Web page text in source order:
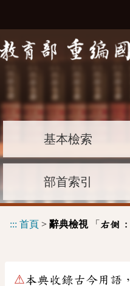
基本檢索
部首索引
::: 首頁 > 辭典檢視「 右側 :
⚠本典收錄古今用語，